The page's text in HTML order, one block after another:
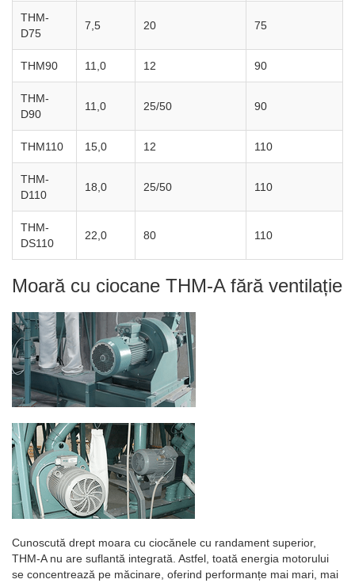
THM-
D75
7,5 20 75
THM90 11,0 12 90
THM-
D90
11,0 25/50 90
THM110 15,0 12 110
THM-
D110
18,0 25/50 110
THM-
DS110
22,0 80 110
Moară cu ciocane THM-A fără ventilație
Cunoscută drept moara cu ciocănele cu randament superior,
THM-A nu are suflantă integrată. Astfel, toată energia motorului
se concentrează pe măcinare, oferind performanțe mai mari, mai